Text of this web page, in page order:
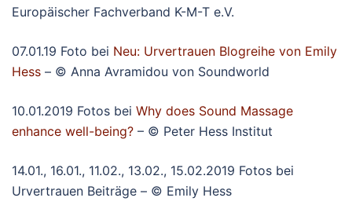
Europäischer Fachverband K-M-T e.V.
07.01.19 Foto bei Neu: Urvertrauen Blogreihe von Emily
Hess – © Anna Avramidou von Soundworld
10.01.2019 Fotos bei Why does Sound Massage
enhance well-being? – © Peter Hess Institut
14.01., 16.01., 11.02., 13.02., 15.02.2019 Fotos bei
Urvertrauen Beiträge – © Emily Hess